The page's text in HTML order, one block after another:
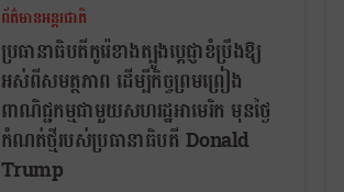
ព័ត៌មានអន្តរជាតិ
ប្រធានាធិបតីកូរ៉េខាងត្បូងប្ដេជ្ញាខំប្រឹងឱ្យ
អស់ពីសមត្ថភាព ដើម្បីកិច្ចព្រមព្រៀង
ពាណិជ្ជកម្មជាមួយសហរដ្ឋអាមេរិក មុនថ្ងៃ
កំណត់ថ្មីរបស់ប្រធានាធិបតី Donald
Trump